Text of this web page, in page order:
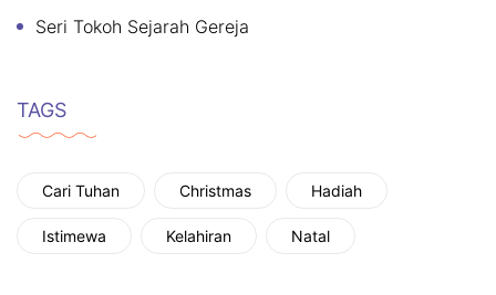
Seri Tokoh Sejarah Gereja
TAGS
Cari Tuhan Christmas Hadiah
Istimewa Kelahiran Natal